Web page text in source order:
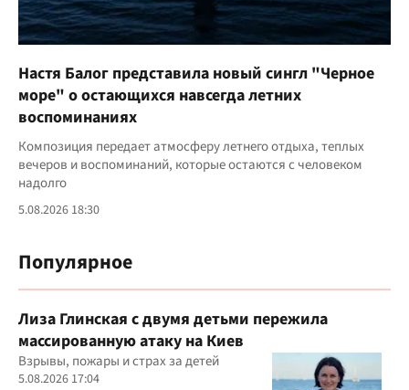
Настя Балог представила новый сингл "Черное
море" о остающихся навсегда летних
воспоминаниях
Композиция передает атмосферу летнего отдыха, теплых
вечеров и воспоминаний, которые остаются с человеком
надолго
5.08.2026 18:30
Популярное
Лиза Глинская с двумя детьми пережила
массированную атаку на Киев
Взрывы, пожары и страх за детей
5.08.2026 17:04